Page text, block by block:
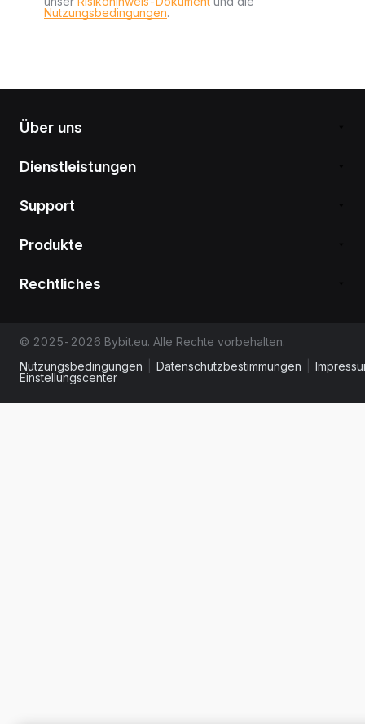
Nutzungsbedingungen.
Über uns
Dienstleistungen
Support
Produkte
Rechtliches
© 2025-2026 Bybit.eu. Alle Rechte vorbehalten.
Nutzungsbedingungen
Datenschutzbestimmungen
Einstellungscenter